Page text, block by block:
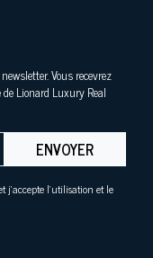
Vous recevrez
Lionard Luxury Real
ENVOYER
j'accepte l'utilisation et le